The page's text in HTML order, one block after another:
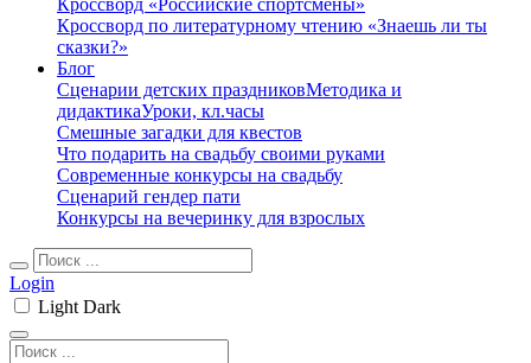
Кроссворд «Российские спортсмены»
Кроссворд по литературному чтению «Знаешь ли ты
сказки?»
Блог
Сценарии детских праздниковМетодика и
дидактикаУроки, кл.часы
Смешные загадки для квестов
Что подарить на свадьбу своими руками
Современные конкурсы на свадьбу
Сценарий гендер пати
Конкурсы на вечеринку для взрослых
Login
Light Dark